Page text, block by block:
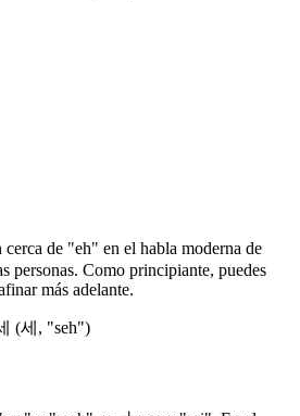
cerca de "eh" en el habla moderna de
personas. Como principiante, puedes
más adelante.
(세, "seh")